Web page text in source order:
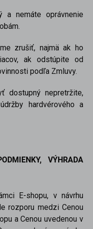
a nemáte oprávnenie
zrušiť, najmä ak ho
ak odstúpite od
podľa Zmluvy.
dostupný nepretržite,
hardvérového a
VÝHRADA
E-shopu, v návrhu
rozporu medzi Cenou
a Cenou uvedenou v